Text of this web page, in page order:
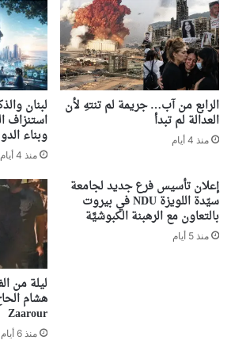
الرابع من آب… جريمة لم تنتهِ لأن
العدالة لم تبدأ
منذ 4 أيام
لبنان
استنزاف
وبناء
منذ 4 أيام
إعلان تأسيس فرع جديد لجامعة
سيّدة اللويزة NDU في بيروت
بالتعاون مع الرهبنة الكبوشيَّة
منذ 5 أيام
ليلة من
Zaarour
منذ 6 أيام